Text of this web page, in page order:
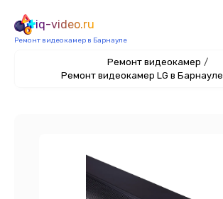
iq-video.ru
Ремонт видеокамер в Барнауле
Ремонт видеокамер /
Ремонт видеокамер LG в Барнауле